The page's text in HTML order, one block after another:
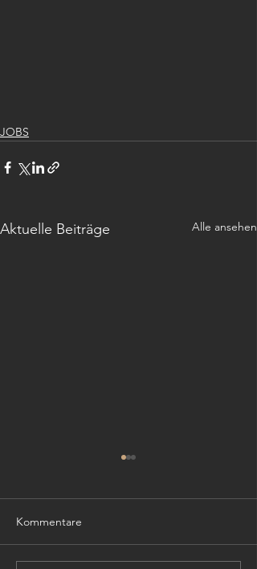
JOBS
Aktuelle Beiträge Alle ansehen
Kommentare